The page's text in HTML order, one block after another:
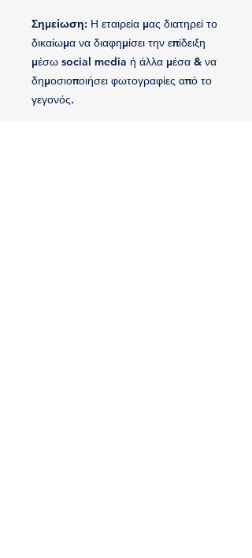
Σημείωση: Η εταιρεία μας διατηρεί το
δικαίωμα να διαφημίσει την επίδειξη
μέσω social media ή άλλα μέσα & να
δημοσιοποιήσει φωτογραφίες από το
γεγονός.